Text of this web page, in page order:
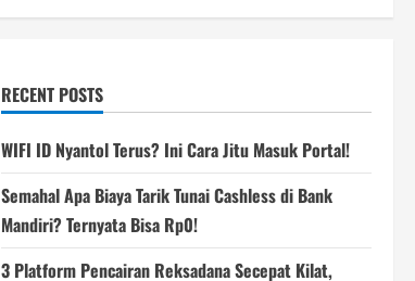
RECENT POSTS
WIFI ID Nyantol Terus? Ini Cara Jitu Masuk Portal!
Semahal Apa Biaya Tarik Tunai Cashless di Bank
Mandiri? Ternyata Bisa Rp0!
3 Platform Pencairan Reksadana Secepat Kilat,